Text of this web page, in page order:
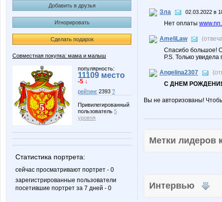
Добавить в друзья
Игнорировать
Сделать подарок
Совместная покупка: мама и малыш
популярность:
11109 место
-5 ↓
рейтинг 2393 ?
Привилегированный
пользователь 5
уровня
Статистика портрета:
сейчас просматривают портрет - 0
зарегистрированные пользователи
посетившие портрет за 7 дней - 0
Зла 02.03.2022 в
Нет оплаты
AmeliLaw
Спасибо большое!
P.S. Только
Angelina2307
С ДНЕМ
Вы не авторизованы!
Метки
Интервью